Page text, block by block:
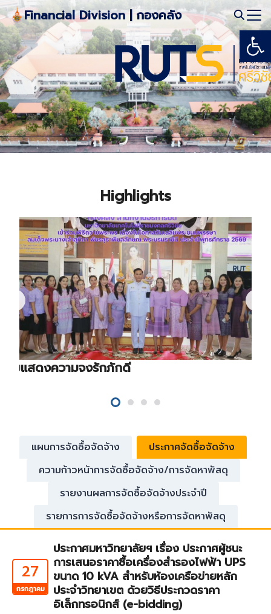
Skip
to
content
Financial Division | กองคลัง
Search
for:
Highlights
ร่วมแสดงความจงรักภักดี
แผนการจัดซื้อจัดจ้าง
ประกาศจัดซื้อจัดจ้าง
ความก้าวหน้าการจัดซื้อจัดจ้าง/การจัดหาพัสดุ
รายงานผลการจัดซื้อจัดจ้างประจำปี
รายการการจัดซื้อจัดจ้างหรือการจัดหาพัสดุ
27
กรกฎาคม
ประกาศมหาวิทยาลัยฯ เรื่อง ประกาศผู้ชนะ
การเสนอราคาซื้อเครื่องสำรองไฟฟ้า UPS
ขนาด 10 kVA สำหรับห้องเครือข่ายหลัก
ประจำวิทยาเขต ด้วยวิธีประกวดราคา
อิเล็กทรอนิกส์ (e-bidding)